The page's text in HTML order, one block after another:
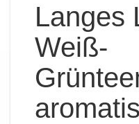
Langes
Weiß-